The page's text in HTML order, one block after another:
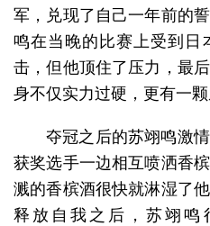
军，兑现了自己一年前的
鸣在当晚的比赛上受到日
击，但他顶住了压力，最
身不仅实力过硬，更有一颗
夺冠之后的苏翊鸣激
获奖选手一边相互喷洒香
溅的香槟酒很快就淋湿了
释放自我之后，苏翊